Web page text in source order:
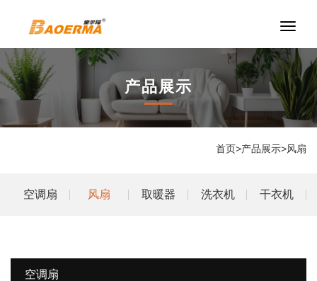
切
导
航
产品展示
首页>产品展示>风扇
空调扇 风扇 取暖器 洗衣机 干衣机
空调扇